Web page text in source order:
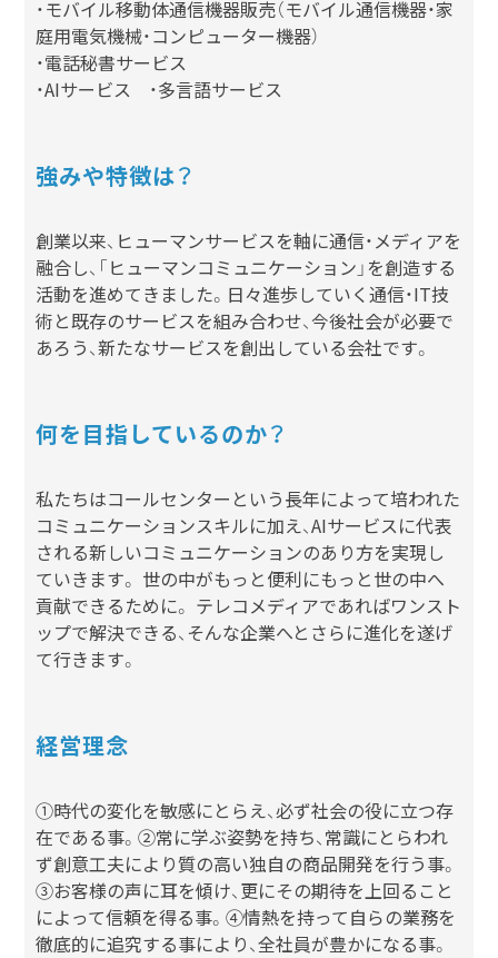
・モバイル移動体通信機器販売（モバイル通信機器・家
庭用電気機械・コンピューター機器）
・電話秘書サービス
・AIサービス ・多言語サービス
強みや特徴は？
創業以来、ヒューマンサービスを軸に通信・メディアを
融合し、「ヒューマンコミュニケーション」を創造する
活動を進めてきました。日々進歩していく通信・IT技
術と既存のサービスを組み合わせ、今後社会が必要で
あろう、新たなサービスを創出している会社です。
何を目指しているのか？
私たちはコールセンターという長年によって培われた
コミュニケーションスキルに加え、AIサービスに代表
される新しいコミュニケーションのあり方を実現し
ていきます。 世の中がもっと便利にもっと世の中へ
貢献できるために。 テレコメディアであればワンスト
ップで解決できる、そんな企業へとさらに進化を遂げ
て行きます。
経営理念
①時代の変化を敏感にとらえ、必ず社会の役に立つ存
在である事。②常に学ぶ姿勢を持ち、常識にとらわれ
ず創意工夫により質の高い独自の商品開発を行う事。
③お客様の声に耳を傾け、更にその期待を上回ること
によって信頼を得る事。④情熱を持って自らの業務を
徹底的に追究する事により、全社員が豊かになる事。